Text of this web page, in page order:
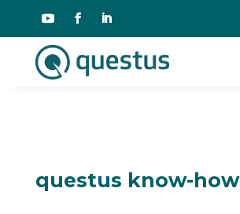
questus know-how